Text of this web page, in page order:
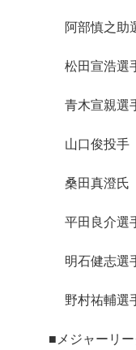
阿部慎之助
松田宣浩選
青木宣親選
山口俊投手
桑田真澄氏
平田良介選
明石健志選
野村祐輔選
■メジャーリ